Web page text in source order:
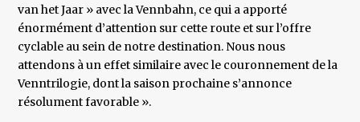
van het Jaar » avec la Vennbahn, ce qui a apporté
énormément d’attention sur cette route et sur l’offre
cyclable au sein de notre destination. Nous nous
attendons à un effet similaire avec le couronnement de la
Venntrilogie, dont la saison prochaine s’annonce
résolument favorable ».